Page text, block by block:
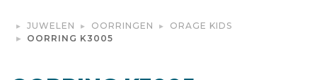
JUWELEN OORRINGEN
ORAGE KIDS
OORRING K3005